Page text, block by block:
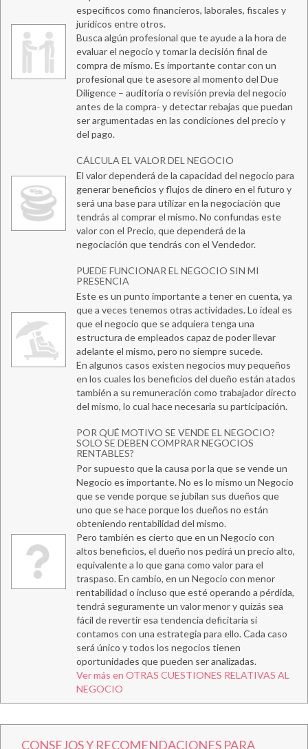
específicos como financieros, laborales, fiscales y
jurídicos entre otros.
Busca algún profesional que te ayude a la hora de
evaluar el negocio y tomar la decisión final de
compra de mismo. Es importante contar con un
profesional que te asesore al momento del Due
Diligence – auditoría o revisión previa del negocio
antes de la compra- y detectar rebajas que puedan
ser argumentadas en las condiciones del precio y
del pago.
CÁLCULA EL VALOR DEL NEGOCIO
El valor dependerá de la capacidad del negocio para
generar beneficios y flujos de dinero en el futuro y
será una base para utilizar en la negociación que
tendrás al comprar el mismo. No confundas este
valor con el Precio, que dependerá de la
negociación que tendrás con el Vendedor.
PUEDE FUNCIONAR EL NEGOCIO SIN MI
PRESENCIA
Este es un punto importante a tener en cuenta, ya
que a veces tenemos otras actividades. Lo ideal es
que el negocio que se adquiera tenga una
estructura de empleados capaz de poder llevar
adelante el mismo, pero no siempre sucede.
En algunos casos existen negocios muy pequeños
en los cuales los beneficios del dueño están atados
también a su remuneración como trabajador directo
del mismo, lo cual hace necesaria su participación.
POR QUÉ MOTIVO SE VENDE EL NEGOCIO?
SOLO SE DEBEN COMPRAR NEGOCIOS
RENTABLES?
Por supuesto que la causa por la que se vende un
Negocio es importante. No es lo mismo un Negocio
que se vende porque se jubilan sus dueños que
uno que se hace porque los dueños no están
obteniendo rentabilidad del mismo.
Pero también es cierto que en un Negocio con
altos beneficios, el dueño nos pedirá un precio alto,
equivalente a lo que gana como valor para el
traspaso. En cambio, en un Negocio con menor
rentabilidad o incluso que esté operando a pérdida,
tendrá seguramente un valor menor y quizás sea
fácil de revertir esa tendencia deficitaria si
contamos con una estrategia para ello. Cada caso
será único y todos los negocios tienen
oportunidades que pueden ser analizadas.
Ver más en OTRAS CUESTIONES RELATIVAS AL
NEGOCIO
CONSEJOS Y RECOMENDACIONES PARA